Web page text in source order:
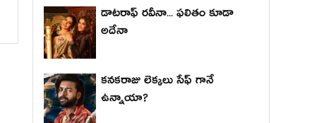
డాటరాఫ్ రవీనా... ఫలితం కూడా
అదేనా
కనకరాజు లెక్కలు సేఫ్ గానే
ఉన్నాయా?